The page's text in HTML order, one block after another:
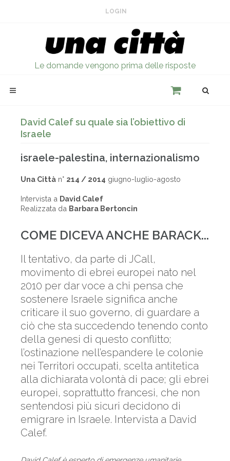
LOGIN
Le domande vengono prima delle risposte
David Calef su quale sia l’obiettivo di
Israele
israele-palestina, internazionalismo
Una Città n° 214 / 2014 giugno-luglio-agosto
Intervista a David Calef
Realizzata da Barbara Bertoncin
COME DICEVA ANCHE BARACK...
Il tentativo, da parte di JCall,
movimento di ebrei europei nato nel
2010 per dar voce a chi pensa ­­che
sostenere Israele significa anche
criticare il suo governo, di guardare a
ciò che sta succedendo tenendo conto
della genesi di questo conflitto;
l’ostinazione nell’espandere le colonie
nei Territori occupati, scelta antitetica
alla dichiarata volontà di pace; gli ebrei
europei, soprattutto francesi, che non
sentendosi più sicuri decidono di
emigrare in Israele. Intervista a David
Calef.